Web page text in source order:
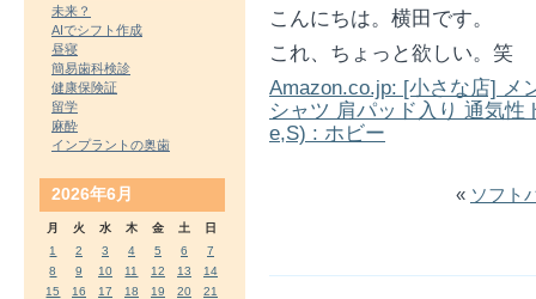
こんにちは。横田です。
これ、ちょっと欲しい。笑
Amazon.co.jp: [小さな店] メ
シャツ 肩パッド入り 通気
e,S) : ホビー
« ソフト
未来？
AIでシフト作成
昼寝
簡易歯科検診
健康保険証
留学
麻酔
インプラントの奥歯
2026年6月
月 火 水 木 金 土
日
1
2 3 4 5 6
7
8
9 10 11 12 13
14
15
16 17 18 19 20
21